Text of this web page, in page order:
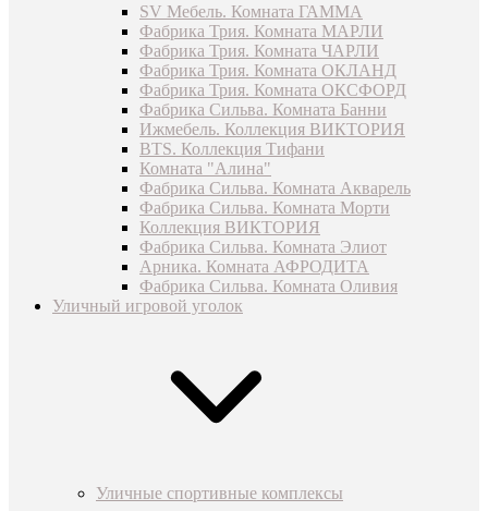
SV Мебель. Комната ГАММА
Фабрика Трия. Комната МАРЛИ
Фабрика Трия. Комната ЧАРЛИ
Фабрика Трия. Комната ОКЛАНД
Фабрика Трия. Комната ОКСФОРД
Фабрика Сильва. Комната Банни
Ижмебель. Коллекция ВИКТОРИЯ
BTS. Коллекция Тифани
Комната "Алина"
Фабрика Сильва. Комната Акварель
Фабрика Сильва. Комната Морти
Коллекция ВИКТОРИЯ
Фабрика Сильва. Комната Элиот
Арника. Комната АФРОДИТА
Фабрика Сильва. Комната Оливия
Уличный игровой уголок
Уличные спортивные комплексы